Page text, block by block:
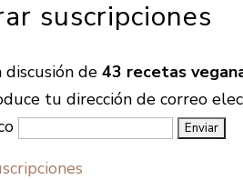
suscripciones
de 43 recetas
tu dirección de correo